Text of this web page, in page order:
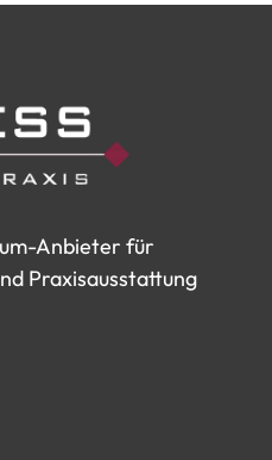
Anbieter für
Praxisausstattung